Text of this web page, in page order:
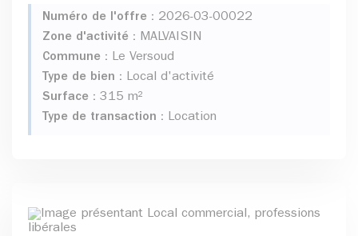
Numéro de l'offre : 2026-03-00022
Zone d'activité : MALVAISIN
Commune : Le Versoud
Type de bien : Local d'activité
Surface : 315 m²
Type de transaction : Location